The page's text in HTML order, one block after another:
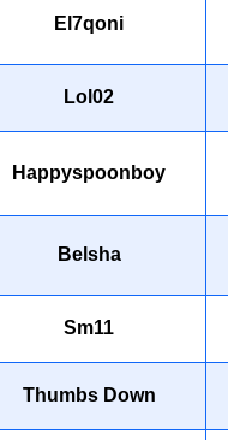
El7qoni
Lol02
Happyspoonboy
Belsha
Sm11
Thumbs Down